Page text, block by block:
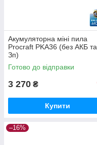
Акумуляторна міні пила
Procraft PKA36 (без АКБ та
Зп)
Готово до відправки
3 270 ₴
Купити
–16%